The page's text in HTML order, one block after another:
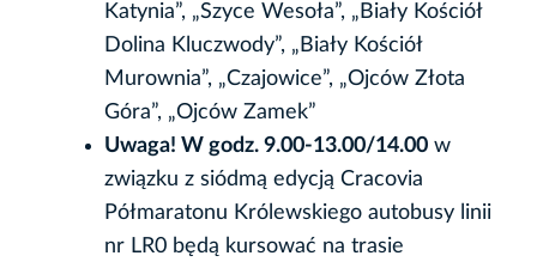
Katynia”, „Szyce Wesoła”, „Biały Kościół
Dolina Kluczwody”, „Biały Kościół
Murownia”, „Czajowice”, „Ojców Złota
Góra”, „Ojców Zamek”
Uwaga! W godz. 9.00-13.00/14.00 w
związku z siódmą edycją Cracovia
Półmaratonu Królewskiego autobusy linii
nr LR0 będą kursować na trasie